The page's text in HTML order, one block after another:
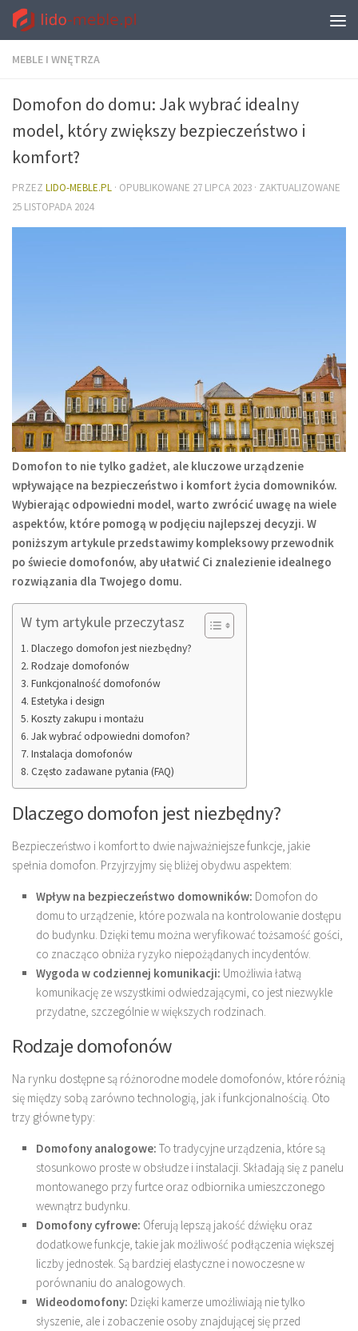
MEBLE I WNĘTRZA
Domofon do domu: Jak wybrać idealny
model, który zwiększy bezpieczeństwo i
komfort?
PRZEZ LIDO-MEBLE.PL · OPUBLIKOWANE 27 LIPCA 2023 · ZAKTUALIZOWANE
25 LISTOPADA 2024
Domofon to nie tylko gadżet, ale kluczowe urządzenie
wpływające na bezpieczeństwo i komfort życia domowników.
Wybierając odpowiedni model, warto zwrócić uwagę na wiele
aspektów, które pomogą w podjęciu najlepszej decyzji. W
poniższym artykule przedstawimy kompleksowy przewodnik
po świecie domofonów, aby ułatwić Ci znalezienie idealnego
rozwiązania dla Twojego domu.
W tym artykule przeczytasz
Dlaczego domofon jest niezbędny?
Rodzaje domofonów
Funkcjonalność domofonów
Estetyka i design
Koszty zakupu i montażu
Jak wybrać odpowiedni domofon?
Instalacja domofonów
Często zadawane pytania (FAQ)
Dlaczego domofon jest niezbędny?
Bezpieczeństwo i komfort to dwie najważniejsze funkcje, jakie
spełnia domofon. Przyjrzyjmy się bliżej obydwu aspektem:
Wpływ na bezpieczeństwo domowników: Domofon do
domu to urządzenie, które pozwala na kontrolowanie dostępu
do budynku. Dzięki temu można weryfikować tożsamość gości,
co znacząco obniża ryzyko niepożądanych incydentów.
Wygoda w codziennej komunikacji: Umożliwia łatwą
komunikację ze wszystkimi odwiedzającymi, co jest niezwykle
przydatne, szczególnie w większych rodzinach.
Rodzaje domofonów
Na rynku dostępne są różnorodne modele domofonów, które różnią
się między sobą zarówno technologią, jak i funkcjonalnością. Oto
trzy główne typy:
Domofony analogowe: To tradycyjne urządzenia, które są
stosunkowo proste w obsłudze i instalacji. Składają się z panelu
montowanego przy furtce oraz odbiornika umieszczonego
wewnątrz budynku.
Domofony cyfrowe: Oferują lepszą jakość dźwięku oraz
dodatkowe funkcje, takie jak możliwość podłączenia większej
liczby jednostek. Są bardziej elastyczne i nowoczesne w
porównaniu do analogowych.
Wideodomofony: Dzięki kamerze umożliwiają nie tylko
słyszenie, ale i zobaczenie osoby znajdującej się przed